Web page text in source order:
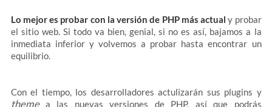
Lo mejor es probar con la versión de PHP más actual y probar
el sitio web. Si todo va bien, genial, si no es así, bajamos a la
inmediata inferior y volvemos a probar hasta encontrar un
equilibrio.
Con el tiempo, los desarrolladores actulizarán sus plugins y
themea las nuevas versiones de PHP, así que podrás